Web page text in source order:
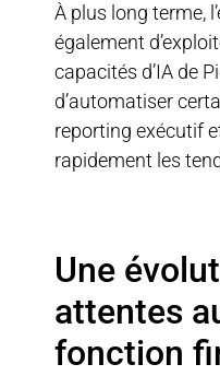
À plus long terme,
également
capacités d’IA de
d’automatiser
reporting exécutif
rapidement les
Une
attentes
fonction